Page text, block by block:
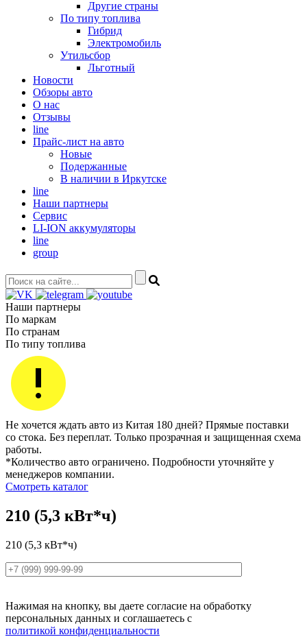
Другие страны
По типу топлива
Гибрид
Электромобиль
Утильсбор
Льготный
Новости
Обзоры авто
О нас
Отзывы
line
Прайс-лист на авто
Новые
Подержанные
В наличии в Иркутске
line
Наши партнеры
Cервис
LI-ION аккумуляторы
line
group
Наши партнеры
По маркам
По странам
По типу топлива
Не хочется ждать авто из Китая 180 дней? Прямые поставки
со стока. Без переплат. Только прозрачная и защищенная схема
работы.
*Количество авто ограничено. Подробности уточняйте у
менеджеров компании.
Смотреть каталог
210 (5,3 кВт*ч)
210 (5,3 кВт*ч)
Нажимая на кнопку, вы даете согласие на обработку
персональных данных и соглашаетесь c
политикой конфиденциальности